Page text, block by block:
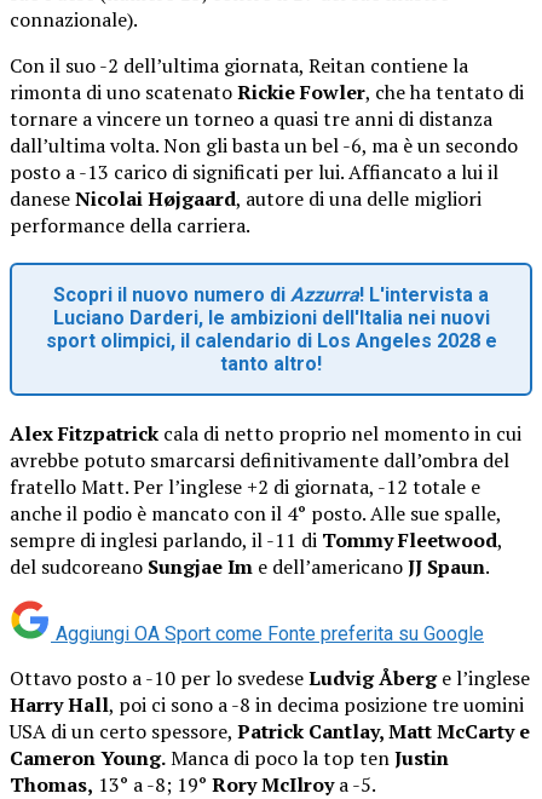
connazionale).
Con il suo -2 dell’ultima giornata, Reitan contiene la
rimonta di uno scatenatoRickie Fowler, che ha tentato di
tornare a vincere un torneo a quasi tre anni di distanza
dall’ultima volta. Non gli basta un bel -6, ma è un secondo
posto a -13 carico di significati per lui. Affiancato a lui il
daneseNicolai Højgaard, autore di una delle migliori
performance della carriera.
Scopri il nuovo numero di Azzurra! L'intervista a
Luciano Darderi, le ambizioni dell'Italia nei nuovi
sport olimpici, il calendario di Los Angeles 2028 e
tanto altro!
Alex Fitzpatrick cala di netto proprio nel momento in cui
avrebbe potuto smarcarsi definitivamente dall’ombra del
fratello Matt. Per l’inglese +2 di giornata, -12 totale e
anche il podio è mancato con il 4° posto. Alle sue spalle,
sempre di inglesi parlando, il -11 di Tommy Fleetwood,
del sudcoreano Sungjae Im e dell’americanoJJ Spaun.
Aggiungi OA Sport come Fonte preferita su Google
Ottavo posto a -10 per lo svedeseLudvig Åberge l’inglese
Harry Hall, poi ci sono a -8 in decima posizione tre uomini
USA di un certo spessore, Patrick Cantlay, Matt McCarty e
Cameron Young.Manca di poco la top tenJustin
Thomas, 13° a -8; 19° Rory McIlroya -5.